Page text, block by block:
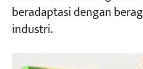
beradaptasi dengan
industri.